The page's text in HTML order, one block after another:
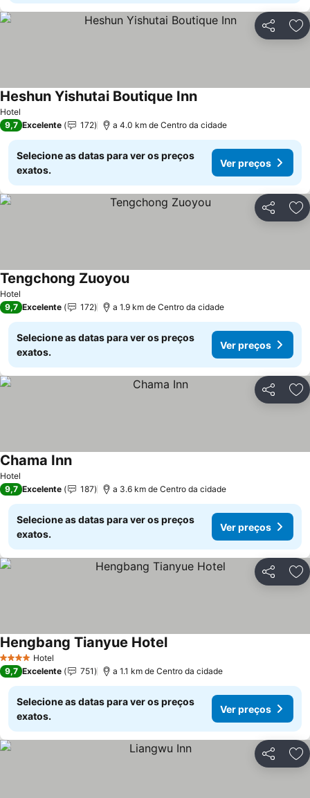
Partilhar
Hotel
Heshun Yishutai Boutique InnVer preços
9,7 Excelente 172 a 4.0 km de Centro da cidade
Selecione as datas para ver os preços
exatos.
Ver preços
Partilhar
Hotel
Tengchong ZuoyouVer preços
9,7 Excelente 172 a 1.9 km de Centro da cidade
Selecione as datas para ver os preços
exatos.
Ver preços
Partilhar
Hotel
Chama InnVer preços
9,7 Excelente 187 a 3.6 km de Centro da cidade
Selecione as datas para ver os preços
exatos.
Ver preços
Partilhar
4 EstrelasHotel
Hengbang Tianyue HotelVer preços
9,7 Excelente 751 a 1.1 km de Centro da cidade
Selecione as datas para ver os preços
exatos.
Ver preços
Partilhar